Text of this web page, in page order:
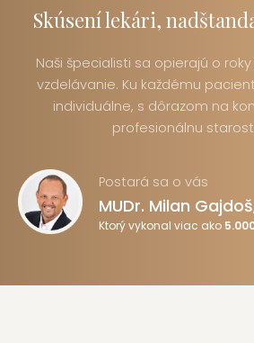
Skúsení lekári,
Naši špecialisti sa opierajú o
vzdelávanie. Ku každému
individuálne, s dôrazom na
profesionálnu
Postará sa o vás
MUDr. Milan
Ktorý vykonal viac ako